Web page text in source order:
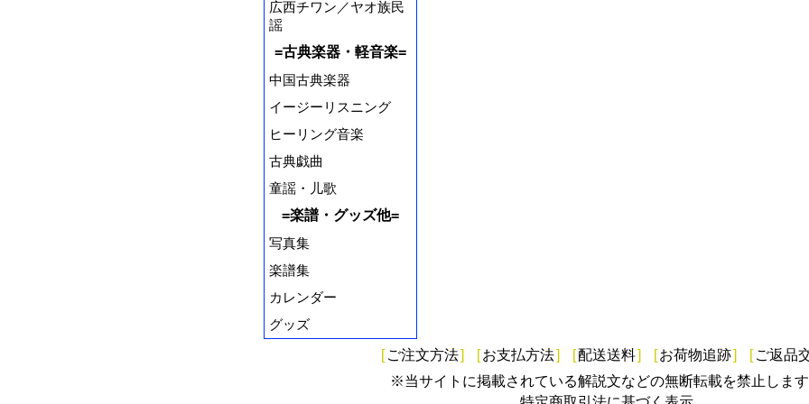
広西チワン／ヤオ族民
謡
=古典楽器・軽音楽=
中国古典楽器
イージーリスニング
ヒーリング音楽
古典戯曲
童謡・儿歌
=楽譜・グッズ他=
写真集
楽譜集
カレンダー
グッズ
[ ご注文方法] [お支払方法] [配送送料] [お荷物追跡] [ ご返品
※当サイトに掲載されている解説文などの無断転載を禁止します